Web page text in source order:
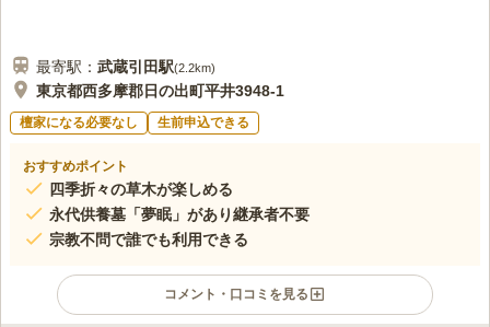
最寄駅： 武蔵引田駅(2.2km)
東京都西多摩郡日の出町平井3948-1
檀家になる必要なし 生前申込できる
おすすめポイント
四季折々の草木が楽しめる
永代供養墓「夢眠」があり継承者不要
宗教不問で誰でも利用できる
コメント・口コミを見る